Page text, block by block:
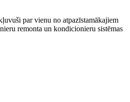
par vienu no atpazīstamākajiem
remonta un kondicionieru sistēmas